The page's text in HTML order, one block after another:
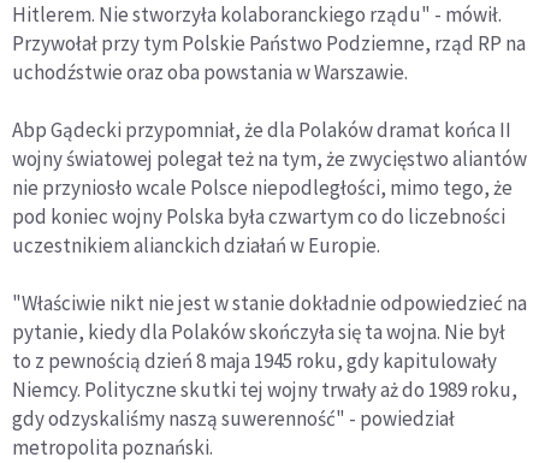
Hitlerem. Nie stworzyła kolaboranckiego rządu" - mówił.
Przywołał przy tym Polskie Państwo Podziemne, rząd RP na
uchodźstwie oraz oba powstania w Warszawie.
Abp Gądecki przypomniał, że dla Polaków dramat końca II
wojny światowej polegał też na tym, że zwycięstwo aliantów
nie przyniosło wcale Polsce niepodległości, mimo tego, że
pod koniec wojny Polska była czwartym co do liczebności
uczestnikiem alianckich działań w Europie.
"Właściwie nikt nie jest w stanie dokładnie odpowiedzieć na
pytanie, kiedy dla Polaków skończyła się ta wojna. Nie był
to z pewnością dzień 8 maja 1945 roku, gdy kapitulowały
Niemcy. Polityczne skutki tej wojny trwały aż do 1989 roku,
gdy odzyskaliśmy naszą suwerenność" - powiedział
metropolita poznański.